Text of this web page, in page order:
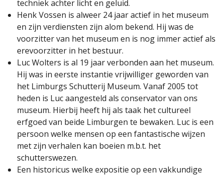
techniek achter licht en geluid.
Henk Vossen is alweer 24 jaar actief in het museum
en zijn verdiensten zijn alom bekend. Hij was de
voorzitter van het museum en is nog immer actief als
erevoorzitter in het bestuur.
Luc Wolters is al 19 jaar verbonden aan het museum.
Hij was in eerste instantie vrijwilliger geworden van
het Limburgs Schutterij Museum. Vanaf 2005 tot
heden is Luc aangesteld als conservator van ons
museum. Hierbij heeft hij als taak het cultureel
erfgoed van beide Limburgen te bewaken. Luc is een
persoon welke mensen op een fantastische wijzen
met zijn verhalen kan boeien m.b.t. het
schutterswezen.
Een historicus welke expositie op een vakkundige